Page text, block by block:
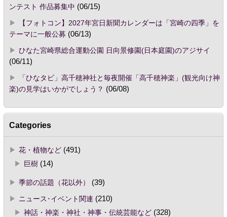
ンテスト 作品募集中 (06/15)
【フォトコン】2027年宮日新聞カレンダーは「宮崎の四季」を
テーマに一般公募 (06/13)
ひなた宮崎県総合運動公園 日向景修園(日本庭園)のアジサイ
(06/11)
「ひなタビ」高千穂神社と毎夜開催「高千穂神楽」(観光向け神
楽)の見学はいかがでしょう？ (06/08)
Categories
花・植物など(491)
巨樹(14)
季節の話題（花以外）
(39)
ニュース･イベント関連 (210)
神話・神楽・神社・神事・伝統芸能など(328)